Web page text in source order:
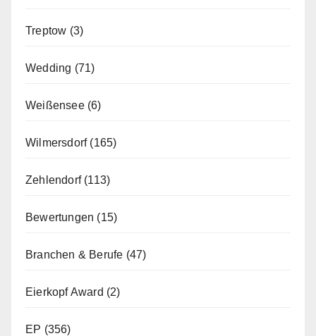
Treptow (3)
Wedding (71)
Weißensee(6)
Wilmersdorf(165)
Zehlendorf(113)
Bewertungen (15)
Branchen & Berufe (47)
Eierkopf Award (2)
EP (356)